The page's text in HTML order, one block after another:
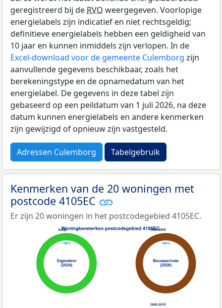
geregistreerd bij de RVO weergegeven. Voorlopige
energielabels zijn indicatief en niet rechtsgeldig;
definitieve energielabels hebben een geldigheid van
10 jaar en kunnen inmiddels zijn verlopen. In de
Excel-download voor de gemeente Culemborg zijn
aanvullende gegevens beschikbaar, zoals het
berekeningstype en de opnamedatum van het
energielabel. De gegevens in deze tabel zijn
gebaseerd op een peildatum van 1 juli 2026, na deze
datum kunnen energielabels en andere kenmerken
zijn gewijzigd of opnieuw zijn vastgesteld.
Adressen Culemborg Tabelgebruik
Kenmerken van de 20 woningen met
postcode 4105EC
Er zijn 20 woningen in het postcodegebied 4105EC.